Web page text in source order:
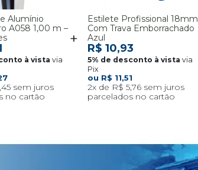
Alumínio
A058 1,00 m –
via
Estilete Profissional 18mm
Com Trava Emborrachado
Azul
R$ 11,51
2x R$ 5,76
R$ 10,93
via
Pix